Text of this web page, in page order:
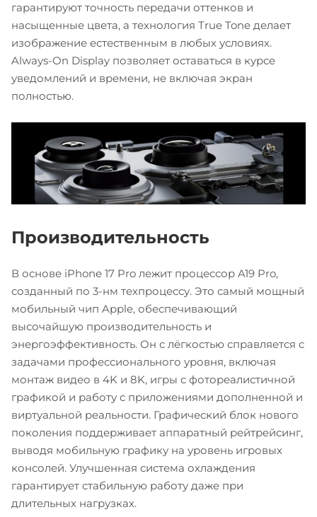
гарантируют точность передачи оттенков и
насыщенные цвета, а технология True Tone делает
изображение естественным в любых условиях.
Always-On Display позволяет оставаться в курсе
уведомлений и времени, не включая экран
полностью.
Производительность
В основе iPhone 17 Pro лежит процессор A19 Pro,
созданный по 3-нм техпроцессу. Это самый мощный
мобильный чип Apple, обеспечивающий
высочайшую производительность и
энергоэффективность. Он с лёгкостью справляется с
задачами профессионального уровня, включая
монтаж видео в 4K и 8K, игры с фотореалистичной
графикой и работу с приложениями дополненной и
виртуальной реальности. Графический блок нового
поколения поддерживает аппаратный рейтрейсинг,
выводя мобильную графику на уровень игровых
консолей. Улучшенная система охлаждения
гарантирует стабильную работу даже при
длительных нагрузках.